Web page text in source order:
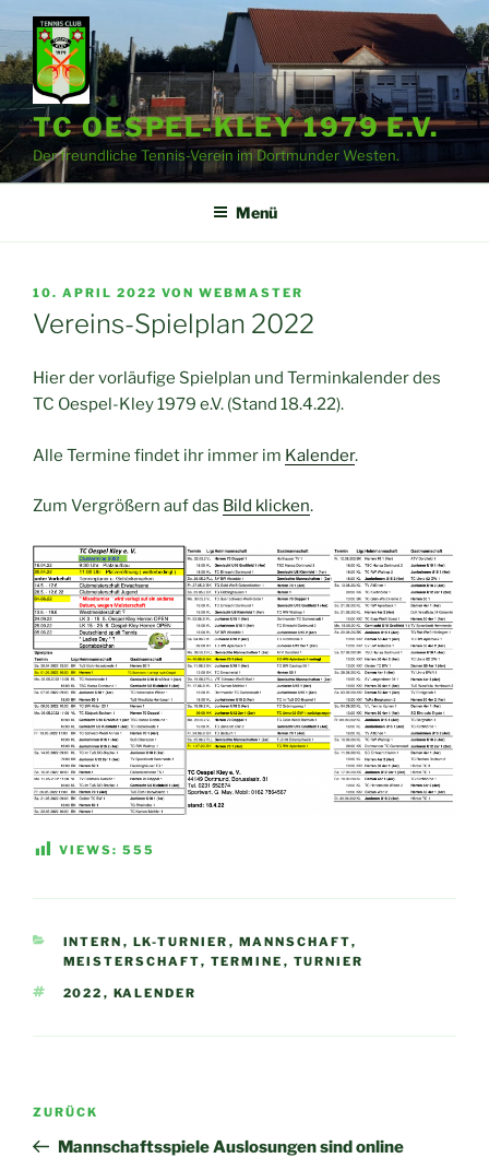
Zum
Inhalt
springen
TC OESPEL-KLEY 1979 E.V.
Der freundliche Tennis-Verein im Dortmunder Westen.
Menü
VERÖFFENTLICHT
AM
10. APRIL 2022 VON WEBMASTER
Vereins-Spielplan 2022
Hier der vorläufige Spielplan und Terminkalender des
TC Oespel-Kley 1979 e.V. (Stand 18.4.22).
Alle Termine findet ihr immer im Kalender.
Zum Vergrößern auf das Bild klicken.
VIEWS: 555
KATEGORIEN
INTERN , LK-TURNIER , MANNSCHAFT,
MEISTERSCHAFT, TERMINE , TURNIER
SCHLAGWÖRTER
2022 , KALENDER
Beitragsnavigation
Vorheriger
Beitrag
ZURÜCK
Mannschaftsspiele Auslosungen sind online